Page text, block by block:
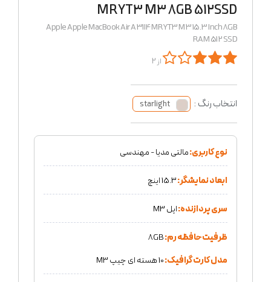
MRYT3 M3 8GB 512SSD
Apple Apple MacBook Air A3114 MRYT3 M3 15.3 Inch 8GB
RAM 512 SSD
از 2
انتخاب رنگ : starlight
نوع کاربری:مالتی مدیا - مهندسی
ابعاد نمایشگر:15.3 اینچ
سری پردازنده:اپل M3
ظرفیت حافظه رم:8GB
مدل کارت گرافیک:10 هسته ای چیپ M3